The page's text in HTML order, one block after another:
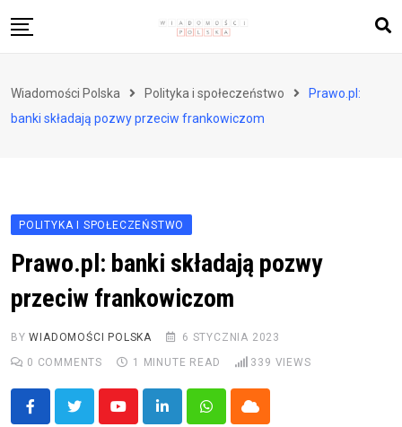
to
Zdrowie i styl życia
Wiadomości Polska Polityka i społeczeństwo
Prawo.pl:
banki składają pozwy przeciw frankowiczom
POLITYKA I SPOŁECZEŃSTWO
Prawo.pl: banki składają pozwy
przeciw frankowiczom
BYWIADOMOŚCI POLSKA
6 STYCZNIA 2023
0 COMMENTS 1 MINUTE READ 339 VIEWS
YoutubeLinkedInWhatsappCloud